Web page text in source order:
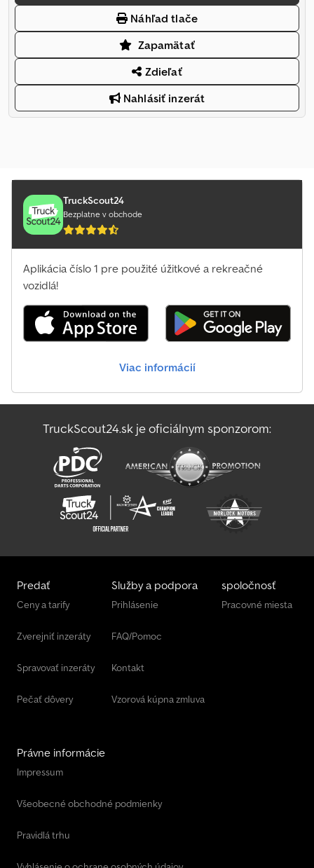
Náhľad tlače
Zapamätať
Zdieľať
Nahlásiť inzerát
TruckScout24
Bezplatne v obchode
Aplikácia číslo 1 pre použité úžitkové a rekreačné
vozidlá!
Viac informácií
TruckScout24.sk je oficiálnym sponzorom:
Predať
Ceny a tarify
Zverejniť inzeráty
Spravovať inzeráty
Pečať dôvery
Služby a podpora
Prihlásenie
FAQ/Pomoc
Kontakt
Vzorová kúpna zmluva
spoločnosť
Pracovné miesta
Právne informácie
Impressum
Všeobecné obchodné podmienky
Pravidlá trhu